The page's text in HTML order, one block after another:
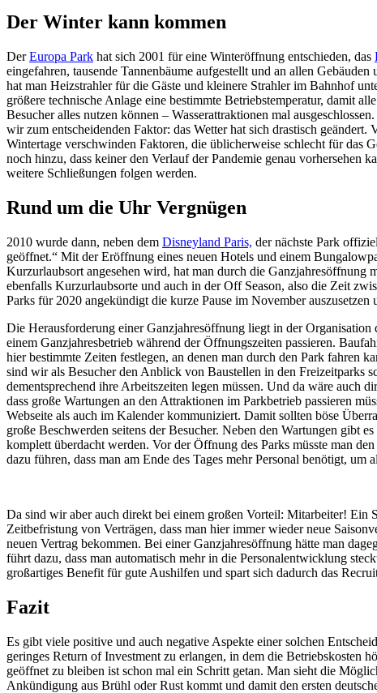
Der Winter kann kommen
DerEuropa Park hat sich 2001 für eine Winteröffnung entschieden, das
eingefahren, tausende Tannenbäume aufgestellt und an allen
hat man Heizstrahler für die Gäste und kleinere Strahler im Bahnhof
größere technische Anlage eine bestimmte Betriebstemperatur, damit
Besucher alles nutzen können – Wasserattraktionen mal
wir zum entscheidenden Faktor: das Wetter hat sich drastisch
Wintertage verschwinden Faktoren, die üblicherweise schlecht für das
noch hinzu, dass keiner den Verlauf der Pandemie genau
weitere Schließungen folgen werden.
Rund um die Uhr Vergnügen
2010 wurde dann, neben dem Disneyland Paris, der nächste Park
geöffnet.“ Mit der Eröffnung eines neuen Hotels und einem
Kurzurlaubsort angesehen wird, hat man durch die Ganzjahresöffnung
ebenfalls Kurzurlaubsorte und auch in der Off Season, also die Zeit
Parks für 2020 angekündigt die kurze Pause im November
Die Herausforderung einer Ganzjahresöffnung liegt in der
einem Ganzjahresbetrieb während der Öffnungszeiten passieren.
hier bestimmte Zeiten festlegen, an denen man durch den Park fahren
sind wir als Besucher den Anblick von Baustellen in den Freizeitparks
dementsprechend ihre Arbeitszeiten legen müssen. Und da wäre auch
dass große Wartungen an den Attraktionen im Parkbetrieb passieren
Webseite als auch im Kalender kommuniziert. Damit sollten böse
große Beschwerden seitens der Besucher. Neben den Wartungen gibt
komplett überdacht werden. Vor der Öffnung des Parks müsste man
dazu führen, dass man am Ende des Tages mehr Personal benötigt,
Da sind wir aber auch direkt bei einem großen Vorteil: Mitarbeiter! Ein
Zeitbefristung von Verträgen, dass man hier immer wieder neue
neuen Vertrag bekommen. Bei einer Ganzjahresöffnung hätte man
führt dazu, dass man automatisch mehr in die Personalentwicklung
großartiges Benefit für gute Aushilfen und spart sich dadurch das
Fazit
Es gibt viele positive und auch negative Aspekte einer solchen
geringes Return of Investment zu erlangen, in dem die Betriebskosten
geöffnet zu bleiben ist schon mal ein Schritt getan. Man sieht die
Ankündigung aus Brühl oder Rust kommt und damit den ersten